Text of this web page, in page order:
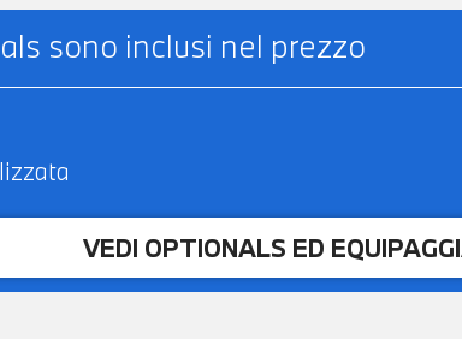
sono inclusi nel prezzo
VEDI OPTIONALS ED